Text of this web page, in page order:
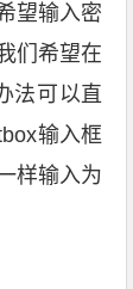
望输入密
们希望在
法可以直
输入框
样输入为